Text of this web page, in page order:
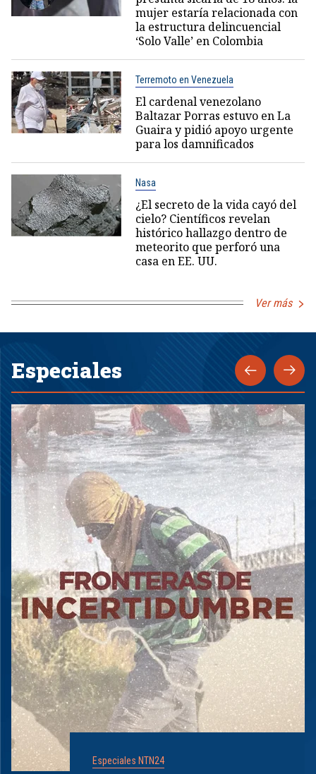
mujer estaría relacionada con
la estructura delincuencial
‘Solo Valle’ en Colombia
Terremoto en Venezuela
El cardenal venezolano
Baltazar Porras estuvo en La
Guaira y pidió apoyo urgente
para los damnificados
Nasa
¿El secreto de la vida cayó del
cielo? Científicos revelan
histórico hallazgo dentro de
meteorito que perforó una
casa en EE. UU.
Ver más
Especiales
Especiales NTN24